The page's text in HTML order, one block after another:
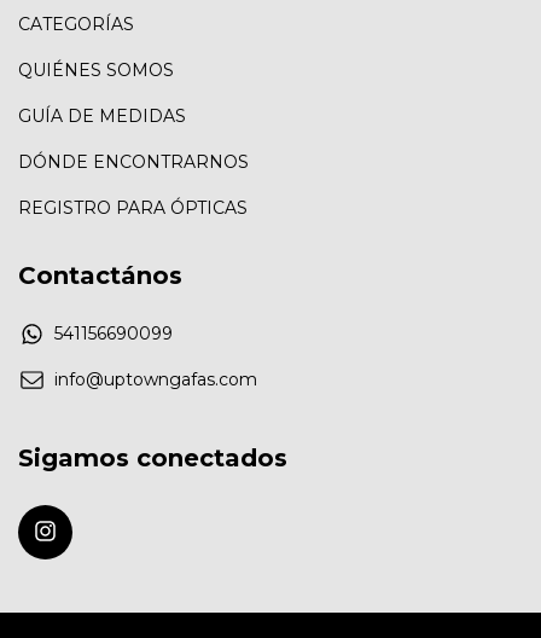
CATEGORÍAS
QUIÉNES SOMOS
GUÍA DE MEDIDAS
DÓNDE ENCONTRARNOS
REGISTRO PARA ÓPTICAS
Contactános
541156690099
info@uptowngafas.com
Sigamos conectados